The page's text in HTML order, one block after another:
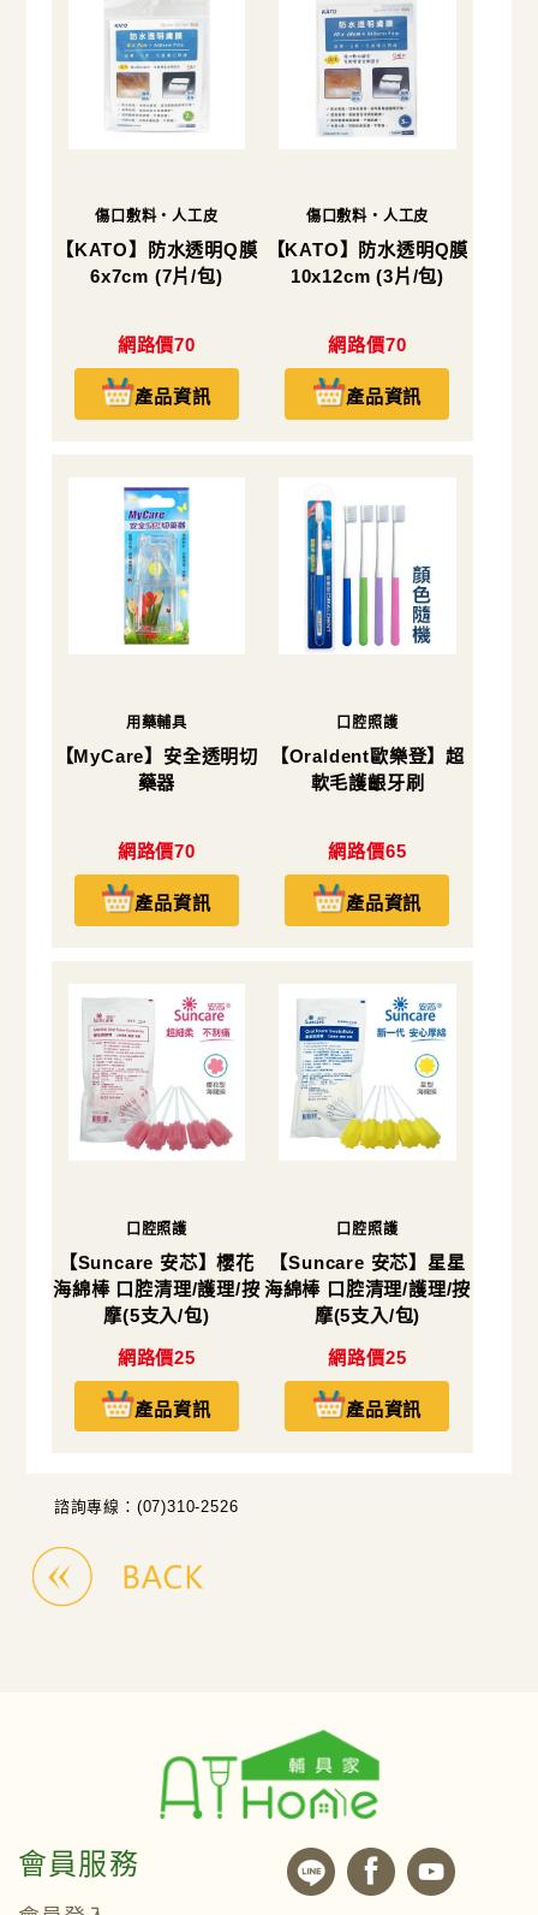
傷口敷料・人工皮
【KATO】防水透明Q膜
6x7cm (7片/包)
網路價70
產品資訊
傷口敷料・人工皮
【KATO】防水透明Q膜
10x12cm (3片/包)
網路價70
產品資訊
用藥輔具
【MyCare】安全透明切
藥器
網路價70
產品資訊
口腔照護
【Oraldent歐樂登】超
軟毛護齦牙刷
網路價65
產品資訊
口腔照護
【Suncare 安芯】櫻花
海綿棒 口腔清理/護理/按
摩(5支入/包)
網路價25
產品資訊
口腔照護
【Suncare 安芯】星星
海綿棒 口腔清理/護理/按
摩(5支入/包)
網路價25
產品資訊
諮詢專線：(07)310-2526
會員服務